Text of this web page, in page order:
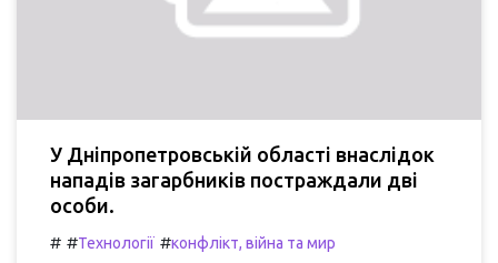
У Дніпропетровській області внаслідок
нападів загарбників постраждали дві
особи.
# #Технології #конфлікт, війна та мир